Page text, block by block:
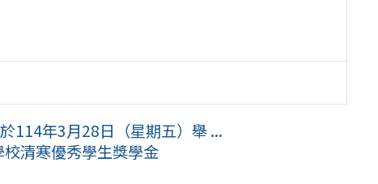
114年3月28日（星期五）舉 ...
校清寒優秀學生獎學金